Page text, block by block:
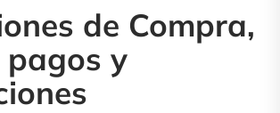
de Compra,
pagos y